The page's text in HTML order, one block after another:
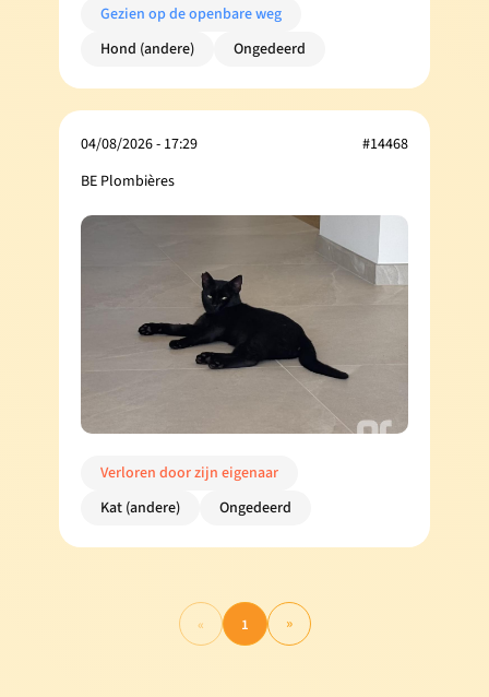
Gezien op de openbare weg
Hond (andere)
Ongedeerd
04/08/2026 - 17:29
BE Plombières
#14468
Verloren door zijn eigenaar
Kat (andere)
Ongedeerd
« 1 »